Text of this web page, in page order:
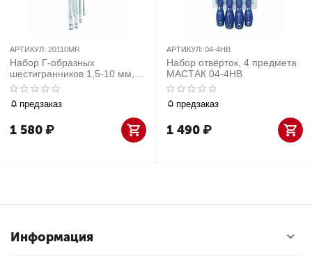
АРТИКУЛ: 20110MR
Набор Г-образных
шестигранников 1,5-10 мм, с
шаровым окончанием, 9
предметов KING TONY
20110MR
предзаказ
1 580₽
АРТИКУЛ: 04-4HB
Набор отвёрток, 4 предмета
МАСТАК 04-4HB
предзаказ
1 490₽
Информация